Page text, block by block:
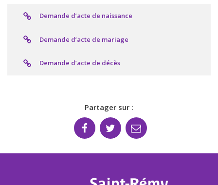
Demande d’acte de naissance
Demande d’acte de mariage
Demande d’acte de décès
Partager sur :